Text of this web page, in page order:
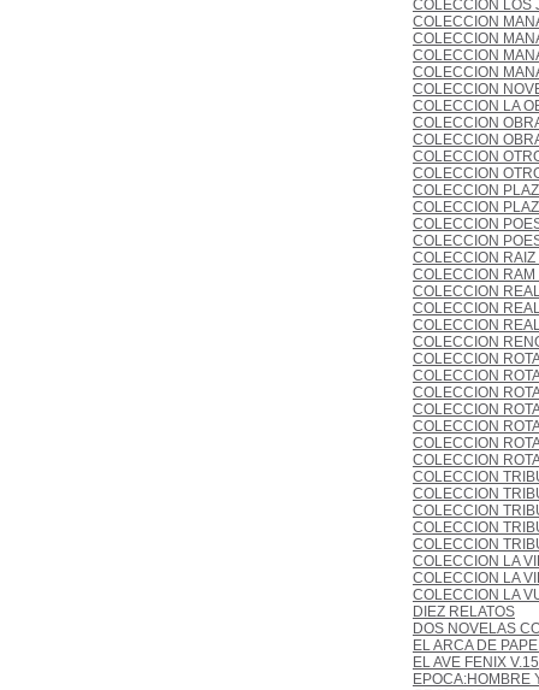
COLECCION LOS
COLECCION
COLECCION
COLECCION
COLECCION
COLECCION
COLECCION LA
COLECCION
COLECCION
COLECCION
COLECCION
COLECCION
COLECCION
COLECCION
COLECCION
COLECCION RAIZ
COLECCION RAM
COLECCION
COLECCION
COLECCION
COLECCION
COLECCION
COLECCION
COLECCION
COLECCION
COLECCION
COLECCION
COLECCION
COLECCION
COLECCION
COLECCION
COLECCION
COLECCION
COLECCION LA
COLECCION LA
COLECCION LA
DIEZ RELATOS
DOS NOVELAS
EL ARCA DE
EL AVE FENIX V.15
EPOCA:HOMBRE